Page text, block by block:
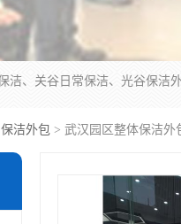
保洁外包 > 武汉园区整体保洁外